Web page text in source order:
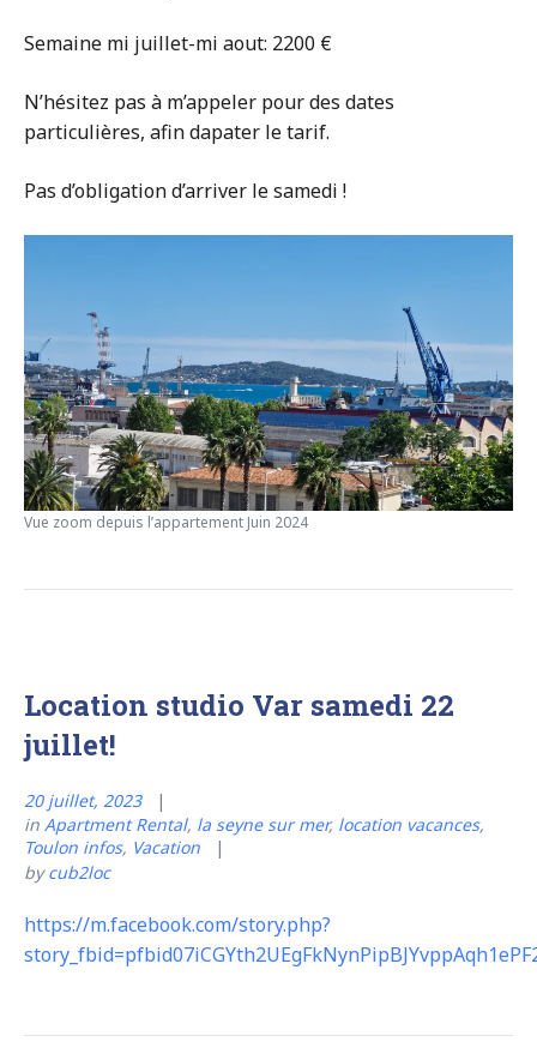
Semaine mi juillet-mi aout: 2200 €
N’hésitez pas à m’appeler pour des dates
particulières, afin dapater le tarif.
Pas d’obligation d’arriver le samedi !
Vue zoom depuis l’appartement Juin 2024
Location studio Var samedi 22
juillet!
20 juillet, 2023
in Apartment Rental, la seyne sur mer, location vacances,
Toulon infos, Vacation
bycub2loc
https://m.facebook.com/story.php?